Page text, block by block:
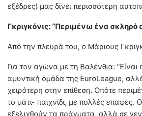
εξέδρες) μας δίνει περισσότερη
Γκριγκόνις: “Περιμένω ένα σκληρό
Από την πλευρά του, ο Μάριους
Για τον αγώνα με τη Βαλένθια: “Είναι
αμυντική ομάδα της EuroLeague,
χειρότερη στην επίθεση. Οπότε
το μάτι- παιχνίδι, με πολλές επαφές.
εξελιχθούν τα πράγματα, αλλά σε